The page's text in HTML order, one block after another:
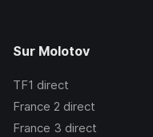
Sur Molotov
TF1 direct
France 2 direct
France 3 direct